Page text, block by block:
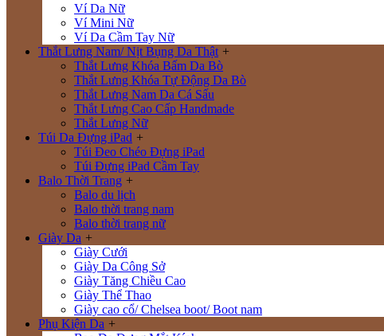
Ví Da Nữ
Ví Mini Nữ
Ví Da Cầm Tay Nữ
Thắt Lưng Nam/ Nịt Bụng Da Thật +
Thắt Lưng Khóa Bấm Da Bò
Thắt Lưng Khóa Tự Động Da Bò
Thắt Lưng Nam Da Cá Sấu
Thắt Lưng Cao Cấp Handmade
Thắt Lưng Nữ
Túi Da Đựng iPad +
Túi Đeo Chéo Đựng iPad
Túi Đựng iPad Cầm Tay
Balo Thời Trang +
Balo du lịch
Balo thời trang nam
Balo thời trang nữ
Giày Da +
Giày Cưới
Giày Da Công Sở
Giày Tăng Chiều Cao
Giày Thể Thao
Giày cao cổ/ Chelsea boot/ Boot nam
Phụ Kiện Da +